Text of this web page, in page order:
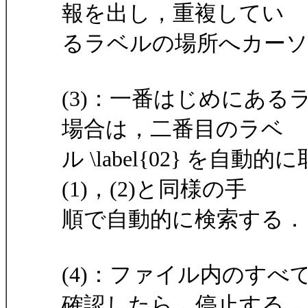
報を出し，重複してい
るラベルの場所へカー
(3)：一番はじめにある
場合は，二番目のラベ
ル \label{02} を自動的
(1)，(2)と同様の手
順で自動的に検索する．
(4)：ファイル内のすべ